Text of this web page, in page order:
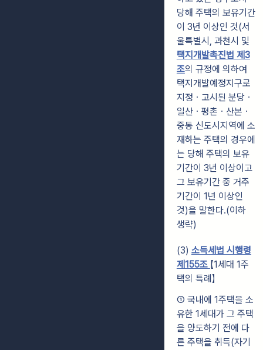
당해 주택의 보유기간
이 3년 이상인 것(서
울특별시, 과천시 및
택지개발촉진법 제3
조의 규정에 의하여
택지개발예정지구로
지정ㆍ고시된 분당ㆍ
일산ㆍ평촌ㆍ산본ㆍ
중동 신도시지역에 소
재하는 주택의 경우에
는 당해 주택의 보유
기간이 3년 이상이고
그 보유기간 중 거주
기간이 1년 이상인
것)을 말한다.(이하
생략)
(3) 소득세법 시행령
제155조 【1세대 1주
택의 특례】
① 국내에 1주택을 소
유한 1세대가 그 주택
을 양도하기 전에 다
른 주택을 취득(자기